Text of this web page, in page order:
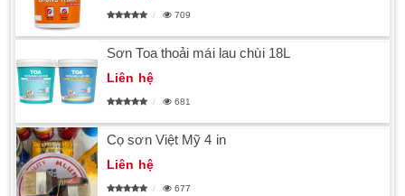
709
Sơn Toa thoải mái lau chùi 18L
Liên hệ
681
Cọ sơn Việt Mỹ 4 in
Liên hệ
677